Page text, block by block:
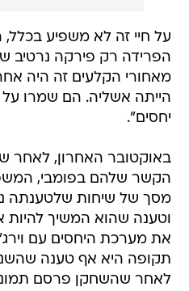
על חיי זה לא משפיע בכלל,
הפרידה רק פירקה נרטיב
מאחורי הקלעים זה היה
הייתה אשליה. הם שמרו
יחסים".
באוקטובר האחרון, לאחר
הקשר שלהם בפומבי,
מסך של שיחות שלטענתה
וטענה שהוא המשיך
את מערכת היחסים עם
תקופה היא אף טענה
לאחר שהשחקן פרסם